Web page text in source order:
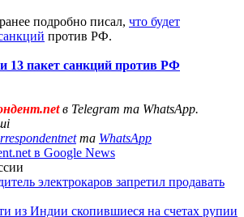
ранее подробно писал, что будет
против РФ.
13 пакет санкций против РФ
в Telegram та WhatsApp.
та WhatsApp
в Google News
электрокаров запретил продавать
из Индии скопившиеся на счетах рупии